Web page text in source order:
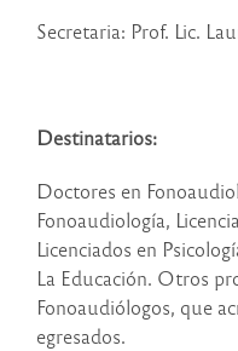
Secretaria: Prof. Lic.
Destinatarios:
Doctores en
Fonoaudiología,
Licenciados en
La Educación. Otros
Fonoaudiólogos, que
egresados.